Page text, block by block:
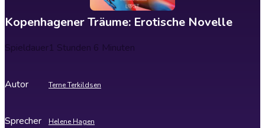
Kopenhagener Träume: Erotische Novelle
Spieldauer1 Stunden 6 Minuten
Autor Terne Terkildsen
Sprecher Helene Hagen